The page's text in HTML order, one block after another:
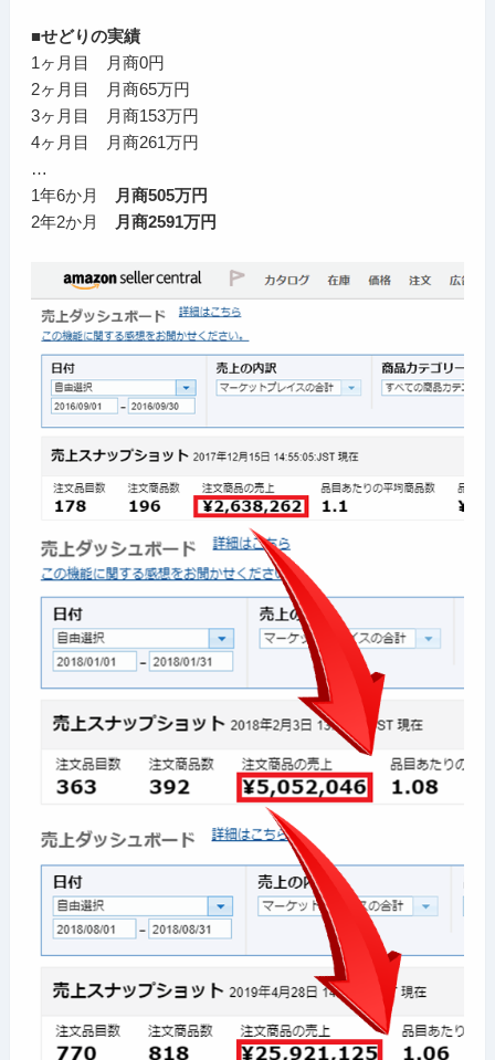
■せどりの実績
1ヶ月目 月商0円
2ヶ月目 月商65万円
3ヶ月目 月商153万円
4ヶ月目 月商261万円
…
1年6か月
月商505万円
2年2か月
月商2591万円